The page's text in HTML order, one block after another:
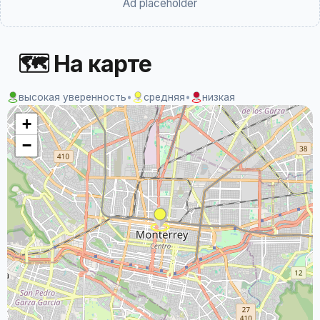
Ad placeholder
🗺 На карте
высокая уверенность• средняя• низкая
+
−